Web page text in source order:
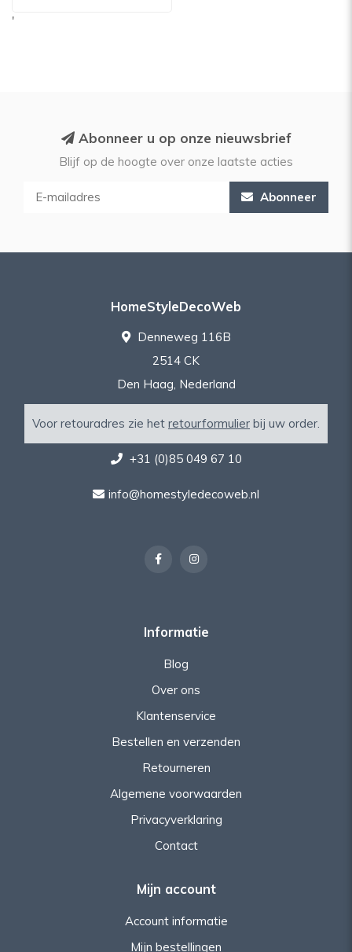
'
Abonneer u op onze nieuwsbrief
Blijf op de hoogte over onze laatste acties
Abonneer
HomeStyleDecoWeb
Denneweg 116B
2514 CK
Den Haag, Nederland
Voor retouradres zie het retourformulier bij uw order.
+31 (0)85 049 67 10
info@homestyledecoweb.nl
Informatie
Blog
Over ons
Klantenservice
Bestellen en verzenden
Retourneren
Algemene voorwaarden
Privacyverklaring
Contact
Mijn account
Account informatie
Mijn bestellingen